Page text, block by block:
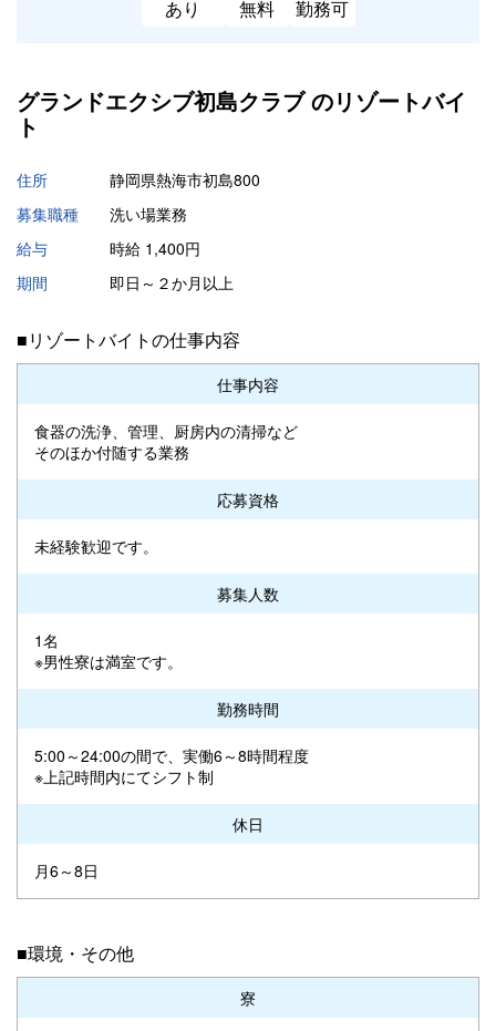
あり
無料
勤務可
グランドエクシブ初島クラブ のリゾートバイ
ト
住所
静岡県熱海市初島800
募集職種
洗い場業務
給与
時給 1,400円
期間
即日～２か月以上
■リゾートバイトの仕事内容
仕事内容
食器の洗浄、管理、厨房内の清掃など
そのほか付随する業務
応募資格
未経験歓迎です。
募集人数
1名
※男性寮は満室です。
勤務時間
5:00～24:00の間で、実働6～8時間程度
※上記時間内にてシフト制
休日
月6～8日
■環境・その他
寮